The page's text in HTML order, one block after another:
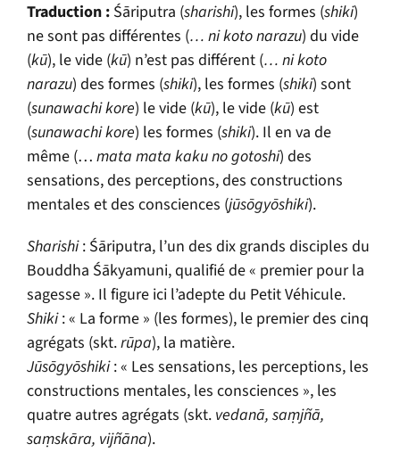
Traduction : Śāriputra (sharishi), les formes (shiki)
ne sont pas différentes (… ni koto narazu) du vide
(kū), le vide (kū) n’est pas différent (… ni koto
narazu) des formes (shiki), les formes (shiki) sont
(sunawachi kore) le vide (kū), le vide (kū) est
(sunawachi kore) les formes (shiki). Il en va de
même (… mata mata kaku no gotoshi) des
sensations, des perceptions, des constructions
mentales et des consciences (jūsōgyōshiki).
Sharishi: Śāriputra, l’un des dix grands disciples du
Bouddha Śākyamuni, qualifié de « premier pour la
sagesse ». Il figure ici l’adepte du Petit Véhicule.
Shiki: « La forme » (les formes), le premier des cinq
agrégats (skt.rūpa), la matière.
Jūsōgyōshiki: « Les sensations, les perceptions, les
constructions mentales, les consciences », les
quatre autres agrégats (skt. vedanā, saṃjñā,
saṃskāra, vijñāna).